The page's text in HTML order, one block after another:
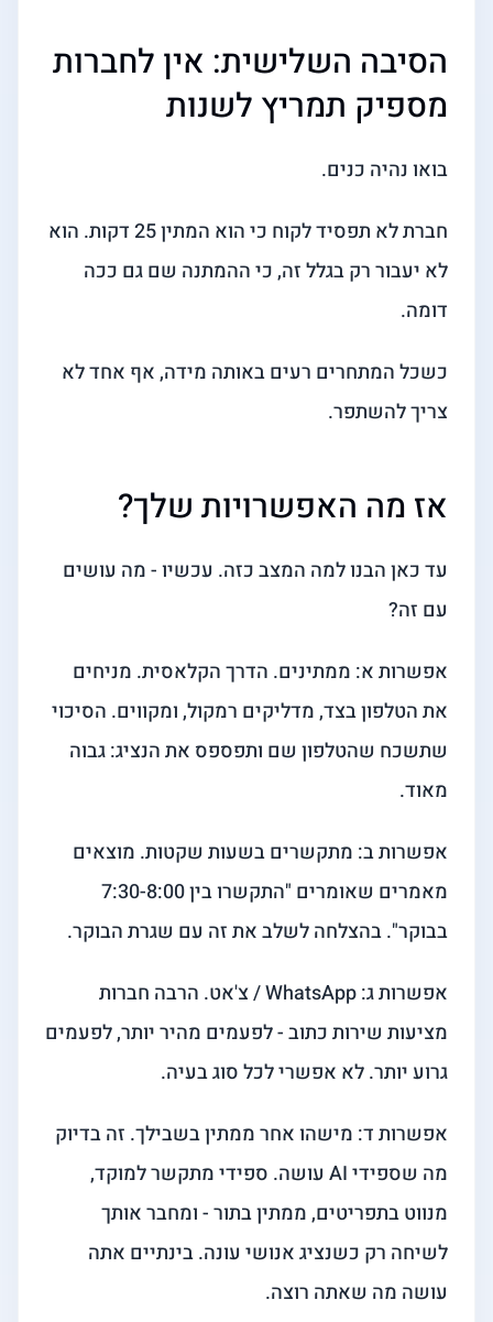
הסיבה השלישית: אין לחברות
מספיק תמריץ לשנות
בואו נהיה כנים.
חברת לא תפסיד לקוח כי הוא המתין 25 דקות. הוא
לא יעבור רק בגלל זה, כי ההמתנה שם גם ככה
דומה.
כשכל המתחרים רעים באותה מידה, אף אחד לא
צריך להשתפר.
אז מה האפשרויות שלך?
עד כאן הבנו למה המצב כזה. עכשיו - מה עושים
עם זה?
אפשרות א: ממתינים. הדרך הקלאסית. מניחים
את הטלפון בצד, מדליקים רמקול, ומקווים. הסיכוי
שתשכח שהטלפון שם ותפספס את הנציג: גבוה
מאוד.
אפשרות ב: מתקשרים בשעות שקטות. מוצאים
מאמרים שאומרים "התקשרו בין 7:30-8:00
בבוקר". בהצלחה לשלב את זה עם שגרת הבוקר.
אפשרות ג: WhatsApp / צ'אט. הרבה חברות
מציעות שירות כתוב - לפעמים מהיר יותר, לפעמים
גרוע יותר. לא אפשרי לכל סוג בעיה.
אפשרות ד: מישהו אחר ממתין בשבילך. זה בדיוק
מה שספידי AI עושה. ספידי מתקשר למוקד,
מנווט בתפריטים, ממתין בתור - ומחבר אותך
לשיחה רק כשנציג אנושי עונה. בינתיים אתה
עושה מה שאתה רוצה.